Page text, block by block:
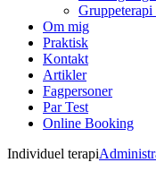
Om mig
Praktisk
Kontakt
Artikler
Fagpersoner
Par Test
Online Booking
Individuel terapi